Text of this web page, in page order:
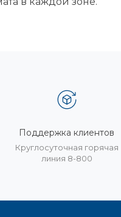
Поддержка клиентов
Круглосуточная горячая
линия 8-800